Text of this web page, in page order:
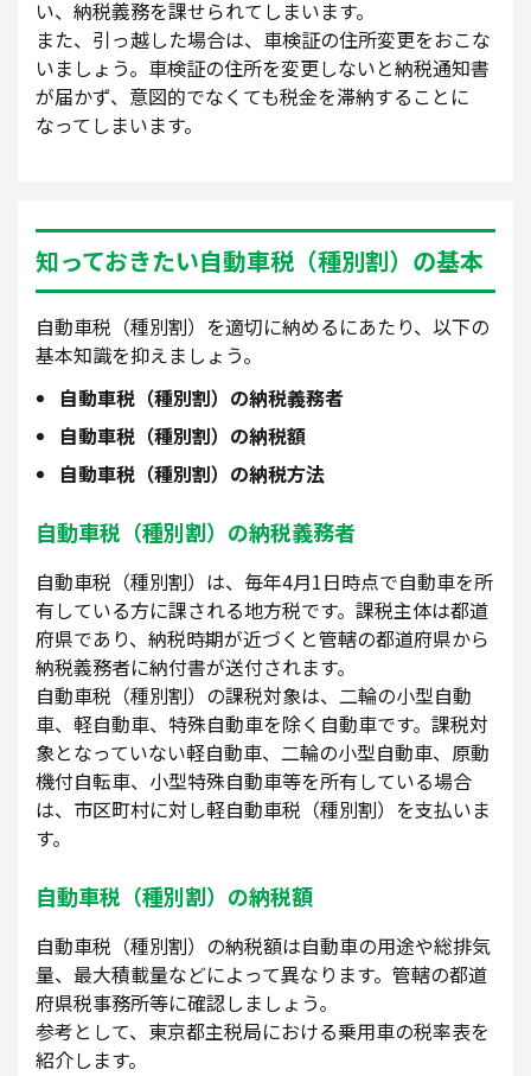
い、納税義務を課せられてしまいます。
また、引っ越した場合は、車検証の住所変更をおこな
いましょう。車検証の住所を変更しないと納税通知書
が届かず、意図的でなくても税金を滞納することに
なってしまいます。
知っておきたい自動車税（種別割）の基本
自動車税（種別割）を適切に納めるにあたり、以下の
基本知識を抑えましょう。
自動車税（種別割）の納税義務者
自動車税（種別割）の納税額
自動車税（種別割）の納税方法
自動車税（種別割）の納税義務者
自動車税（種別割）は、毎年4月1日時点で自動車を所
有している方に課される地方税です。課税主体は都道
府県であり、納税時期が近づくと管轄の都道府県から
納税義務者に納付書が送付されます。
自動車税（種別割）の課税対象は、二輪の小型自動
車、軽自動車、特殊自動車を除く自動車です。課税対
象となっていない軽自動車、二輪の小型自動車、原動
機付自転車、小型特殊自動車等を所有している場合
は、市区町村に対し軽自動車税（種別割）を支払いま
す。
自動車税（種別割）の納税額
自動車税（種別割）の納税額は自動車の用途や総排気
量、最大積載量などによって異なります。管轄の都道
府県税事務所等に確認しましょう。
参考として、東京都主税局における乗用車の税率表を
紹介します。